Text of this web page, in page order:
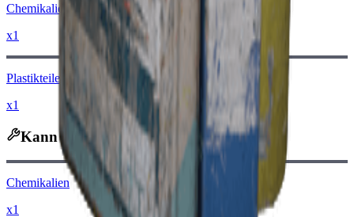
Chemikalien
x1
Plastikteile
x1
Kann zerlegt werden zu
Chemikalien
x1